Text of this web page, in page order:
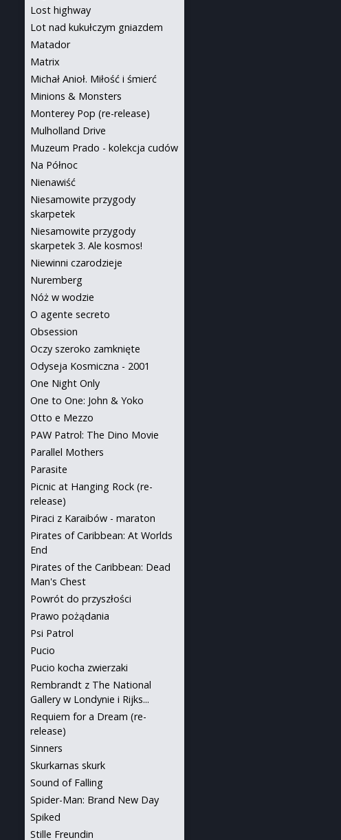
Lost highway
Lot nad kukułczym gniazdem
Matador
Matrix
Michał Anioł. Miłość i śmierć
Minions & Monsters
Monterey Pop (re-release)
Mulholland Drive
Muzeum Prado - kolekcja cudów
Na Północ
Nienawiść
Niesamowite przygody
skarpetek
Niesamowite przygody
skarpetek 3. Ale kosmos!
Niewinni czarodzieje
Nuremberg
Nóż w wodzie
O agente secreto
Obsession
Oczy szeroko zamknięte
Odyseja Kosmiczna - 2001
One Night Only
One to One: John & Yoko
Otto e Mezzo
PAW Patrol: The Dino Movie
Parallel Mothers
Parasite
Picnic at Hanging Rock (re-
release)
Piraci z Karaibów - maraton
Pirates of Caribbean: At Worlds
End
Pirates of the Caribbean: Dead
Man's Chest
Powrót do przyszłości
Prawo pożądania
Psi Patrol
Pucio
Pucio kocha zwierzaki
Rembrandt z The National
Gallery w Londynie i Rijks...
Requiem for a Dream (re-
release)
Sinners
Skurkarnas skurk
Sound of Falling
Spider-Man: Brand New Day
Spiked
Stille Freundin